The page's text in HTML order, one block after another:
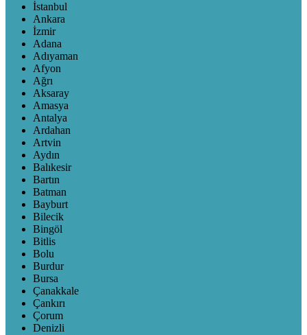
İstanbul
Ankara
İzmir
Adana
Adıyaman
Afyon
Ağrı
Aksaray
Amasya
Antalya
Ardahan
Artvin
Aydın
Balıkesir
Bartın
Batman
Bayburt
Bilecik
Bingöl
Bitlis
Bolu
Burdur
Bursa
Çanakkale
Çankırı
Çorum
Denizli